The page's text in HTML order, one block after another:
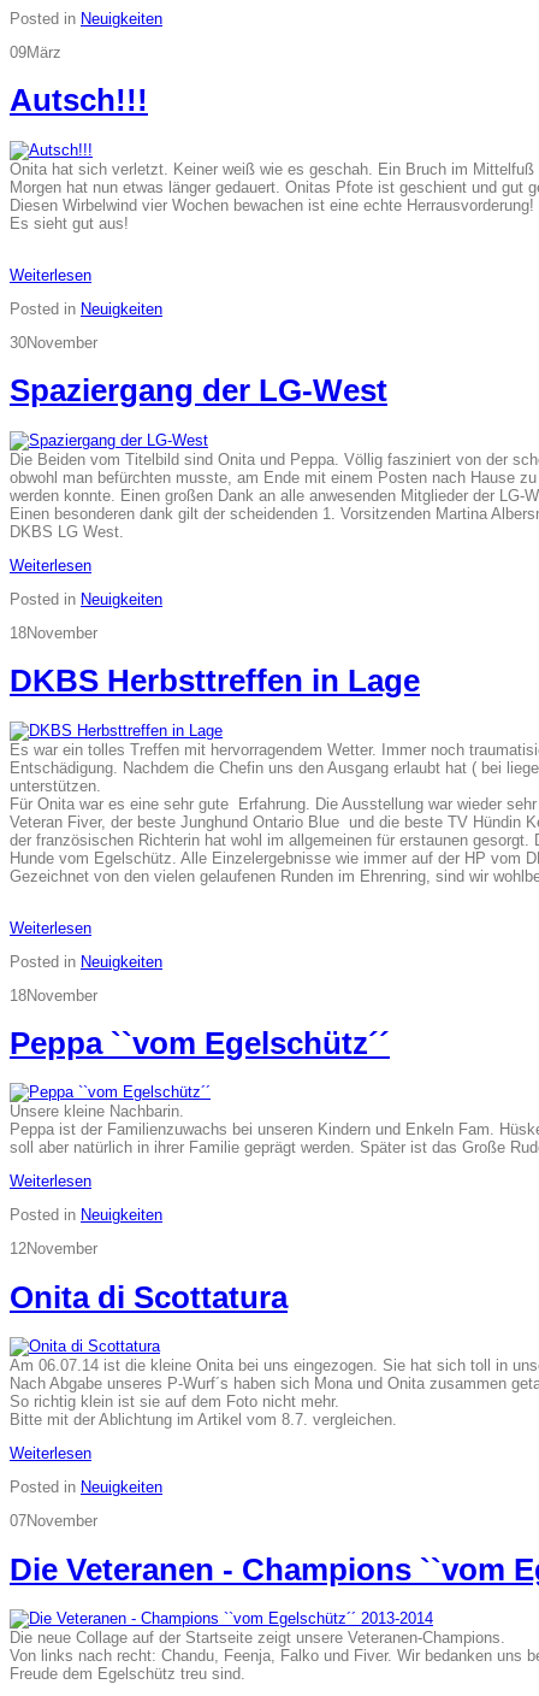
Posted in Neuigkeiten
09März
Autsch!!!
Onita hat sich verletzt. Keiner weiß wie es geschah. Ein Bruch im
Morgen hat nun etwas länger gedauert. Onitas Pfote ist geschient und gut
Diesen Wirbelwind vier Wochen bewachen ist eine echte Herrausvorderung!
Es sieht gut aus!
Weiterlesen
Posted in Neuigkeiten
30November
Spaziergang der LG-West
Die Beiden vom Titelbild sind Onita und Peppa. Völlig fasziniert von der
obwohl man befürchten musste, am Ende mit einem Posten nach Hause
werden konnte. Einen großen Dank an alle anwesenden Mitglieder der LG-
Einen besonderen dank gilt der scheidenden 1. Vorsitzenden Martina
DKBS LG West.
Weiterlesen
Posted in Neuigkeiten
18November
DKBS Herbsttreffen in Lage
Es war ein tolles Treffen mit hervorragendem Wetter. Immer noch
Entschädigung. Nachdem die Chefin uns den Ausgang erlaubt hat ( bei
unterstützen.
Für Onita war es eine sehr gute Erfahrung. Die Ausstellung war wieder
Veteran Fiver, der beste Junghund Ontario Blue und die beste TV Hündin
der französischen Richterin hat wohl im allgemeinen für erstaunen
Hunde vom Egelschütz. Alle Einzelergebnisse wie immer auf der HP
Gezeichnet von den vielen gelaufenen Runden im Ehrenring, sind wir
Weiterlesen
Posted in Neuigkeiten
18November
Peppa ``vom Egelschütz´´
Unsere kleine Nachbarin.
Peppa ist der Familienzuwachs bei unseren Kindern und Enkeln Fam.
soll aber natürlich in ihrer Familie geprägt werden. Später ist das Große
Weiterlesen
Posted in Neuigkeiten
12November
Onita di Scottatura
Am 06.07.14 ist die kleine Onita bei uns eingezogen. Sie hat sich toll in
Nach Abgabe unseres P-Wurf´s haben sich Mona und Onita zusammen
So richtig klein ist sie auf dem Foto nicht mehr.
Bitte mit der Ablichtung im Artikel vom 8.7. vergleichen.
Weiterlesen
Posted in Neuigkeiten
07November
Die Veteranen - Champions ``vom
Die neue Collage auf der Startseite zeigt unsere Veteranen-Champions.
Von links nach recht: Chandu, Feenja, Falko und Fiver. Wir bedanken
Freude dem Egelschütz treu sind.